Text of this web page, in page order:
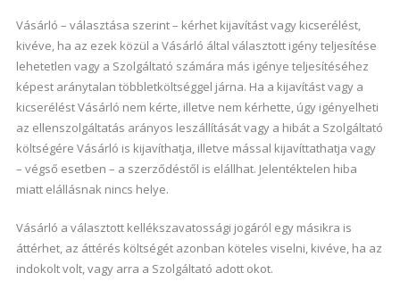
Vásárló – választása szerint – kérhet kijavítást vagy kicserélést,
kivéve, ha az ezek közül a Vásárló által választott igény teljesítése
lehetetlen vagy a Szolgáltató számára más igénye teljesítéséhez
képest aránytalan többletköltséggel járna. Ha a kijavítást vagy a
kicserélést Vásárló nem kérte, illetve nem kérhette, úgy igényelheti
az ellenszolgáltatás arányos leszállítását vagy a hibát a Szolgáltató
költségére Vásárló is kijavíthatja, illetve mással kijavíttathatja vagy
– végső esetben – a szerződéstől is elállhat. Jelentéktelen hiba
miatt elállásnak nincs helye.
Vásárló a választott kellékszavatossági jogáról egy másikra is
áttérhet, az áttérés költségét azonban köteles viselni, kivéve, ha az
indokolt volt, vagy arra a Szolgáltató adott okot.